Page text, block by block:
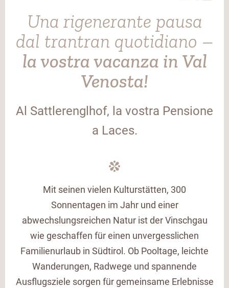
Una rigenerante pausa
dal trantran quotidiano –
la vostra vacanza in Val
Venosta!
Al Sattlerenglhof, la vostra Pensione
a Laces.
Mit seinen vielen Kulturstätten, 300
Sonnentagen im Jahr und einer
abwechslungsreichen Natur ist der Vinschgau
wie geschaffen für einen unvergesslichen
Familienurlaub in Südtirol. Ob Pooltage, leichte
Wanderungen, Radwege und spannende
Ausflugsziele sorgen für gemeinsame Erlebnisse